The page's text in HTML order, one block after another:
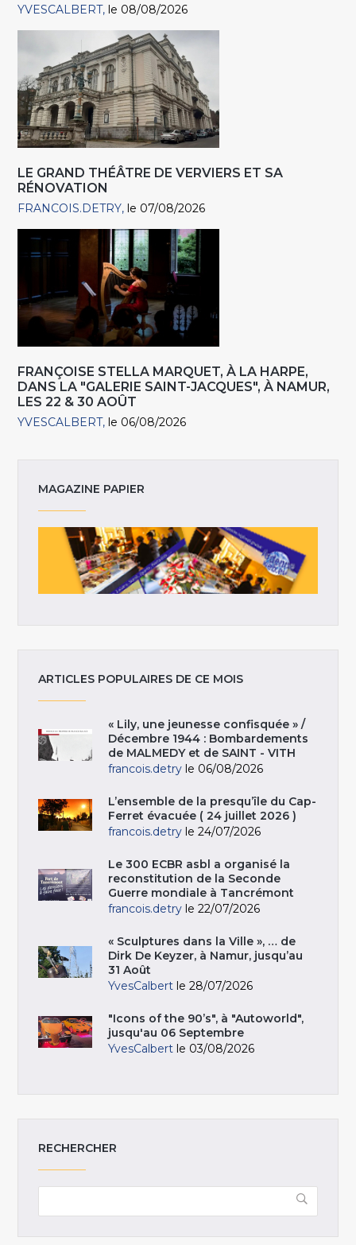
YVESCALBERT le 08/08/2026
LE GRAND THÉÂTRE DE VERVIERS ET SA
RÉNOVATION
FRANCOIS.DETRY le 07/08/2026
FRANÇOISE STELLA MARQUET, À LA HARPE,
DANS LA "GALERIE SAINT-JACQUES", À NAMUR,
LES 22 & 30 AOÛT
YVESCALBERT le 06/08/2026
MAGAZINE PAPIER
ARTICLES POPULAIRES DE CE MOIS
« Lily, une jeunesse confisquée » /
Décembre 1944 : Bombardements
de MALMEDY et de SAINT - VITH
francois.detry le 06/08/2026
L’ensemble de la presqu’île du Cap-
Ferret évacuée ( 24 juillet 2026 )
francois.detry le 24/07/2026
Le 300 ECBR asbl a organisé la
reconstitution de la Seconde
Guerre mondiale à Tancrémont
francois.detry le 22/07/2026
« Sculptures dans la Ville », … de
Dirk De Keyzer, à Namur, jusqu’au
31 Août
YvesCalbert le 28/07/2026
"Icons of the 90’s", à "Autoworld",
jusqu'au 06 Septembre
YvesCalbert le 03/08/2026
RECHERCHER